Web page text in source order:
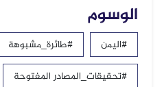
الوسوم
#اليمن
#طائرة_مشبوهة
#تحقيقات_المصادر المفتوحة